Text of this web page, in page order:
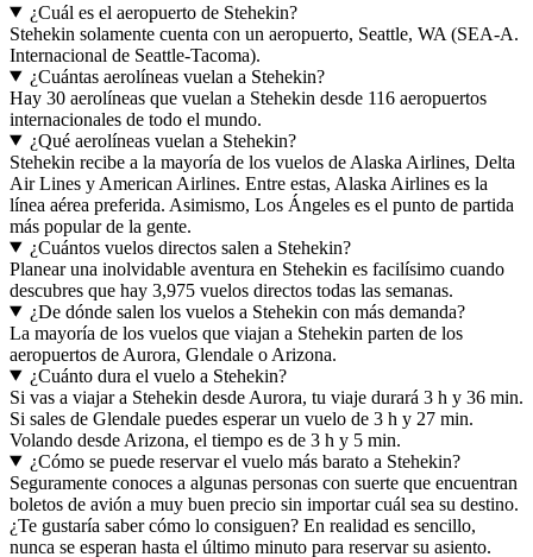
¿Cuál es el aeropuerto de Stehekin?
Stehekin solamente cuenta con un aeropuerto, Seattle, WA (SEA-A.
Internacional de Seattle-Tacoma).
¿Cuántas aerolíneas vuelan a Stehekin?
Hay 30 aerolíneas que vuelan a Stehekin desde 116 aeropuertos
internacionales de todo el mundo.
¿Qué aerolíneas vuelan a Stehekin?
Stehekin recibe a la mayoría de los vuelos de Alaska Airlines, Delta
Air Lines y American Airlines. Entre estas, Alaska Airlines es la
línea aérea preferida. Asimismo, Los Ángeles es el punto de partida
más popular de la gente.
¿Cuántos vuelos directos salen a Stehekin?
Planear una inolvidable aventura en Stehekin es facilísimo cuando
descubres que hay 3,975 vuelos directos todas las semanas.
¿De dónde salen los vuelos a Stehekin con más demanda?
La mayoría de los vuelos que viajan a Stehekin parten de los
aeropuertos de Aurora, Glendale o Arizona.
¿Cuánto dura el vuelo a Stehekin?
Si vas a viajar a Stehekin desde Aurora, tu viaje durará 3 h y 36 min.
Si sales de Glendale puedes esperar un vuelo de 3 h y 27 min.
Volando desde Arizona, el tiempo es de 3 h y 5 min.
¿Cómo se puede reservar el vuelo más barato a Stehekin?
Seguramente conoces a algunas personas con suerte que encuentran
boletos de avión a muy buen precio sin importar cuál sea su destino.
¿Te gustaría saber cómo lo consiguen? En realidad es sencillo,
nunca se esperan hasta el último minuto para reservar su asiento.